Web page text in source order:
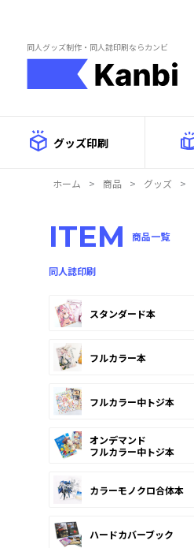
同人グッズ制作・同人誌印刷ならカンビ
グッズ印刷
ホーム > 商品 > グッズ >
ITEM 商品一覧
同人誌印刷
スタンダード本
フルカラー本
フルカラー中トジ本
オンデマンド
フルカラー中トジ本
カラーモノクロ合体本
ハードカバーブック